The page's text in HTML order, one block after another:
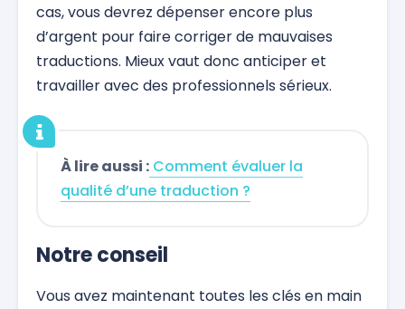
cas, vous devrez dépenser encore plus
d’argent pour faire corriger de mauvaises
traductions. Mieux vaut donc anticiper et
travailler avec des professionnels sérieux.
À lire aussi : Comment évaluer la
qualité d’une traduction ?
Notre conseil
Vous avez maintenant toutes les clés en main